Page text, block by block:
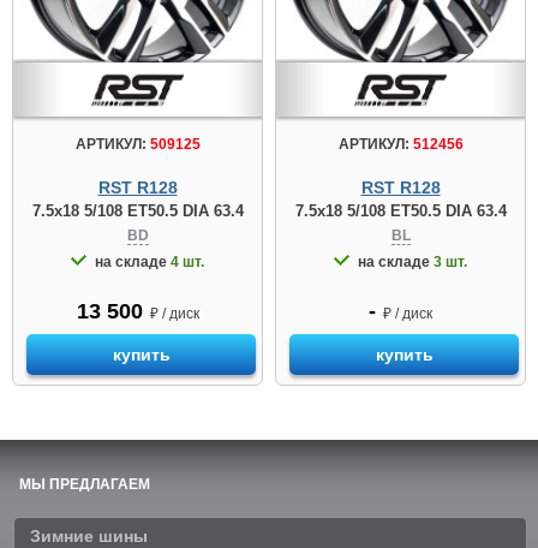
АРТИКУЛ: 509125
RST R128
7.5x18 5/108 ET50.5 DIA 63.4
BD
на складе 4 шт.
13 500 ₽ / диск
купить
АРТИКУЛ: 512456
RST R128
7.5x18 5/108 ET50.5 DIA 63.4
BL
на складе 3 шт.
- ₽ / диск
купить
МЫ ПРЕДЛАГАЕМ
Зимние шины